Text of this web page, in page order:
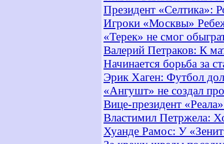
Президент «Селтика»:
Игроки «Москвы»
«Терек» не смог
Валерий Петраков: К
Начинается борьба за
Эрик Хаген: Футбол
«Ангушт» не создал
Вице-президент
Властимил Петржела:
Хуанде Рамос: У